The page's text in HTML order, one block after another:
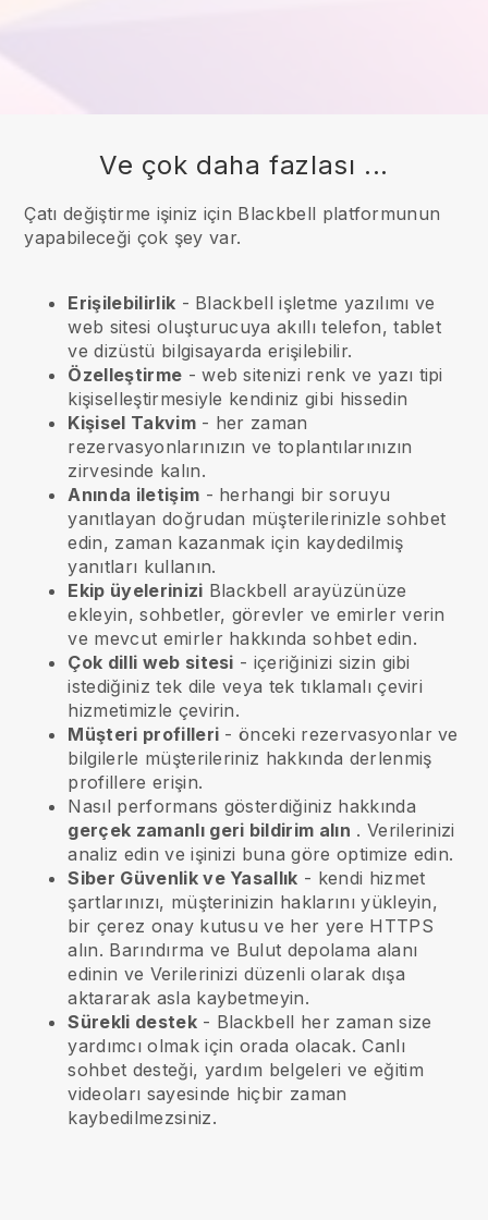
Ve çok daha fazlası ...
Çatı değiştirme işiniz için Blackbell platformunun
yapabileceği çok şey var.
Erişilebilirlik - Blackbell işletme yazılımı ve
web sitesi oluşturucuya akıllı telefon, tablet
ve dizüstü bilgisayarda erişilebilir.
Özelleştirme - web sitenizi renk ve yazı tipi
kişiselleştirmesiyle kendiniz gibi hissedin
Kişisel Takvim- her zaman
rezervasyonlarınızın ve toplantılarınızın
zirvesinde kalın.
Anında iletişim - herhangi bir soruyu
yanıtlayan doğrudan müşterilerinizle sohbet
edin, zaman kazanmak için kaydedilmiş
yanıtları kullanın.
Ekip üyelerinizi Blackbell arayüzünüze
ekleyin, sohbetler, görevler ve emirler verin
ve mevcut emirler hakkında sohbet edin.
Çok dilli web sitesi - içeriğinizi sizin gibi
istediğiniz tek dile veya tek tıklamalı çeviri
hizmetimizle çevirin.
Müşteri profilleri - önceki rezervasyonlar ve
bilgilerle müşterileriniz hakkında derlenmiş
profillere erişin.
Nasıl performans gösterdiğiniz hakkında
gerçek zamanlı geri bildirim alın . Verilerinizi
analiz edin ve işinizi buna göre optimize edin.
Siber Güvenlik ve Yasallık - kendi hizmet
şartlarınızı, müşterinizin haklarını yükleyin,
bir çerez onay kutusu ve her yere HTTPS
alın. Barındırma ve Bulut depolama alanı
edinin ve Verilerinizi düzenli olarak dışa
aktararak asla kaybetmeyin.
Sürekli destek- Blackbell her zaman size
yardımcı olmak için orada olacak. Canlı
sohbet desteği, yardım belgeleri ve eğitim
videoları sayesinde hiçbir zaman
kaybedilmezsiniz.